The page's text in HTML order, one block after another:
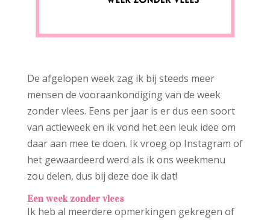
De afgelopen week zag ik bij steeds meer
mensen de vooraankondiging van de week
zonder vlees. Eens per jaar is er dus een soort
van actieweek en ik vond het een leuk idee om
daar aan mee te doen. Ik vroeg op Instagram of
het gewaardeerd werd als ik ons weekmenu
zou delen, dus bij deze doe ik dat!
Een week zonder vlees
Ik heb al meerdere opmerkingen gekregen of